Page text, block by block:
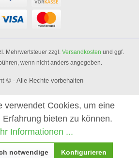
Mehrwertsteuer zzgl. Versandkosten und ggf.
wenn nicht anders angegeben.
© - Alle Rechte vorbehalten
verwendet Cookies, um eine
Erfahrung bieten zu können.
Informationen ...
notwendige Konfigurieren